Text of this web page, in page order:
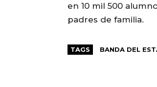
en 10 mil 500
padres de familia.
TAGS BANDA DEL